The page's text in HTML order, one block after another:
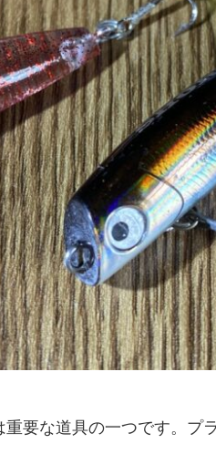
要な道具の一つです。プ